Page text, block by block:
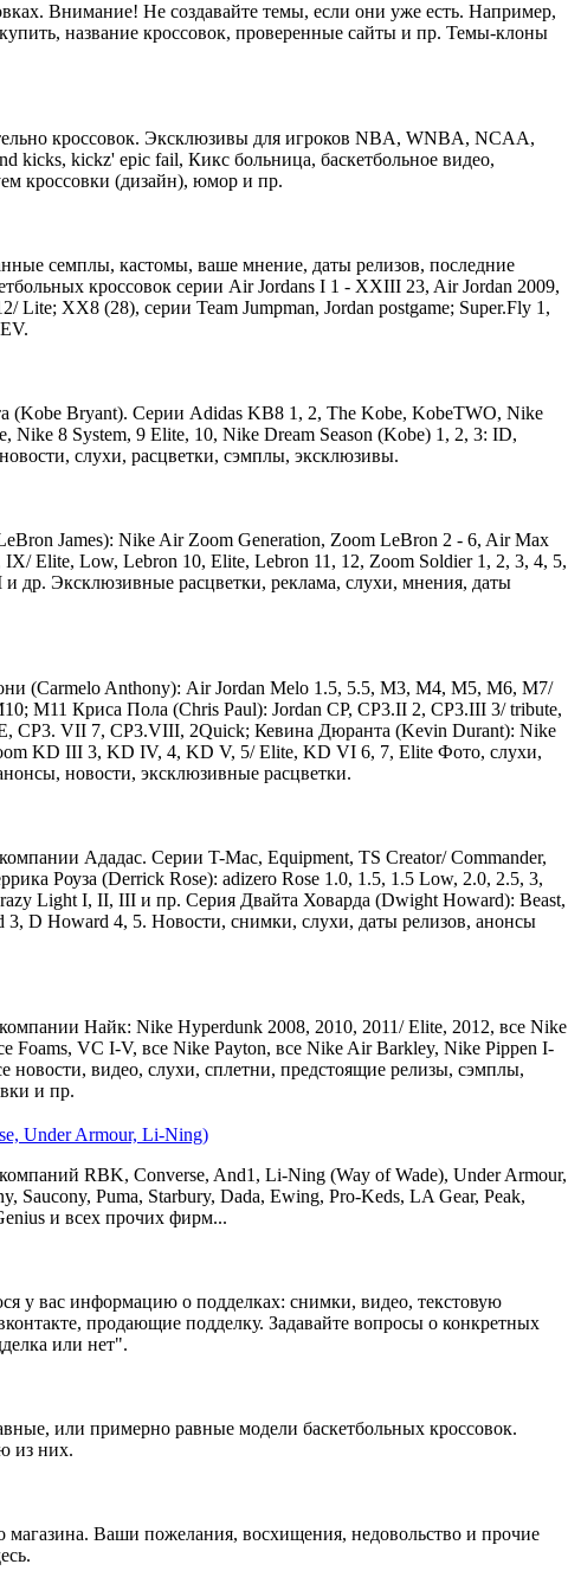
Внимание! Не создавайте темы, если они уже есть. Например,
название кроссовок, проверенные сайты и пр. Темы-клоны
кроссовок. Эксклюзивы для игроков NBA, WNBA, NCAA,
kicks, kickz' epic fail, Кикс больница, баскетбольное видео,
кроссовки (дизайн), юмор и пр.
семплы, кастомы, ваше мнение, даты релизов, последние
кроссовок серии Air Jordans I 1 - XXIII 23, Air Jordan 2009,
Lite; XX8 (28), серии Team Jumpman, Jordan postgame; Super.Fly 1,
(Kobe Bryant). Серии Adidas KB8 1, 2, The Kobe, KobeTWO, Nike
Nike 8 System, 9 Elite, 10, Nike Dream Season (Kobe) 1, 2, 3: ID,
слухи, расцветки, сэмплы, эксклюзивы.
James): Nike Air Zoom Generation, Zoom LeBron 2 - 6, Air Max
Elite, Low, Lebron 10, Elite, Lebron 11, 12, Zoom Soldier 1, 2, 3, 4, 5,
др. Эксклюзивные расцветки, реклама, слухи, мнения, даты
(Carmelo Anthony): Air Jordan Melo 1.5, 5.5, M3, M4, M5, M6, M7/
M11 Криса Пола (Chris Paul): Jordan CP, CP3.II 2, CP3.III 3/ tribute,
CP3. VII 7, CP3.VIII, 2Quick; Кевина Дюранта (Kevin Durant): Nike
KD III 3, KD IV, 4, KD V, 5/ Elite, KD VI 6, 7, Elite Фото, слухи,
новости, эксклюзивные расцветки.
Ададас. Серии T-Mac, Equipment, TS Creator/ Commander,
Роуза (Derrick Rose): adizero Rose 1.0, 1.5, 1.5 Low, 2.0, 2.5, 3,
Light I, II, III и пр. Серия Двайта Ховарда (Dwight Howard): Beast,
3, D Howard 4, 5. Новости, снимки, слухи, даты релизов, анонсы
Найк: Nike Hyperdunk 2008, 2010, 2011/ Elite, 2012, все Nike
Foams, VC I-V, все Nike Payton, все Nike Air Barkley, Nike Pippen I-
новости, видео, слухи, сплетни, предстоящие релизы, сэмплы,
и пр.
Under Armour, Li-Ning)
RBK, Converse, And1, Li-Ning (Way of Wade), Under Armour,
Saucony, Puma, Starbury, Dada, Ewing, Pro-Keds, LA Gear, Peak,
и всех прочих фирм...
у вас информацию о подделках: снимки, видео, текстовую
продающие подделку. Задавайте вопросы о конкретных
или нет".
или примерно равные модели баскетбольных кроссовок.
из них.
Ваши пожелания, восхищения, недовольство и прочие